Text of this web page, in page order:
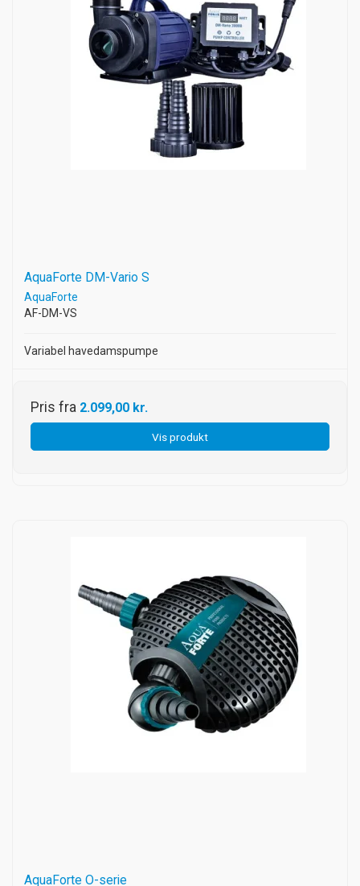
AquaForte DM-Vario S
AquaForte
AF-DM-VS
Variabel havedamspumpe
Pris fra 2.099,00 kr.
Vis produkt
AquaForte O-serie